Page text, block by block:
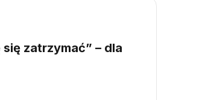
zatrzymać” – dla